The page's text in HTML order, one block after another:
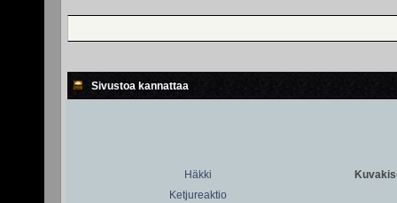
Sivustoa kannattaa
Häkki
Ketjureaktio